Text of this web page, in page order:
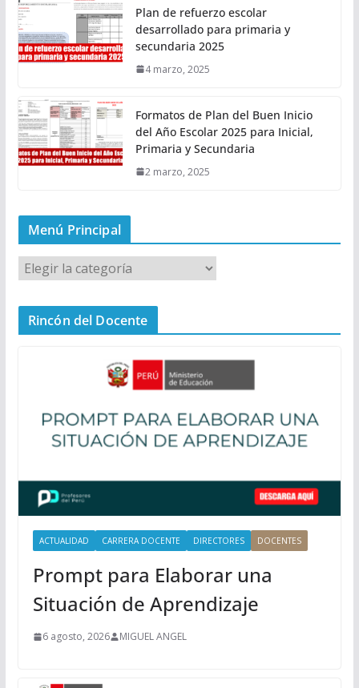
Plan de refuerzo escolar
desarrollado para primaria y
secundaria 2025
4 marzo, 2025
Formatos de Plan del Buen Inicio
del Año Escolar 2025 para Inicial,
Primaria y Secundaria
2 marzo, 2025
Menú Principal
M
e
n
a
Rincón del Docente
ACTUALIDAD CARRERA DOCENTE DIRECTORES DOCENTES
Prompt para Elaborar una
Situación de Aprendizaje
6 agosto, 2026 MIGUEL ANGEL